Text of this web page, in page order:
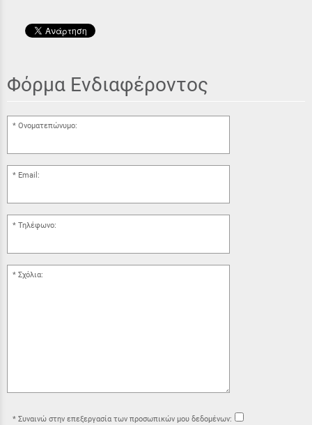
Φόρμα Ενδιαφέροντος
Ονοματεπώνυμο:
Email:
Τηλέφωνο:
Σχόλια:
Συναινώ στην επεξεργασία των προσωπικών μου δεδομένων: